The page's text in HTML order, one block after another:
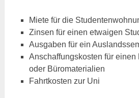
Miete für die
Zinsen für einen etwaigen
Ausgaben für ein
Anschaffungskosten für einen
oder Büromaterialien
Fahrtkosten zur Uni